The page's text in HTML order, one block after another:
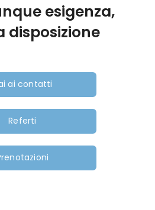
esigenza,
disposizione
ai contatti
Referti